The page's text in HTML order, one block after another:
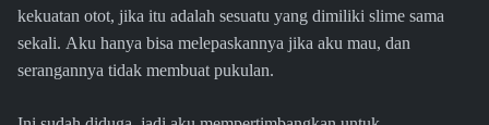
kekuatan otot, jika itu adalah sesuatu yang dimiliki slime sama
sekali. Aku hanya bisa melepaskannya jika aku mau, dan
serangannya tidak membuat pukulan.